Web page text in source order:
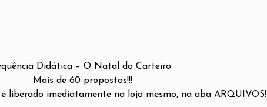
Didática – O Natal do Carteiro
Mais de 60 propostas!!!
liberado imediatamente na loja mesmo, na aba ARQUIVOS!